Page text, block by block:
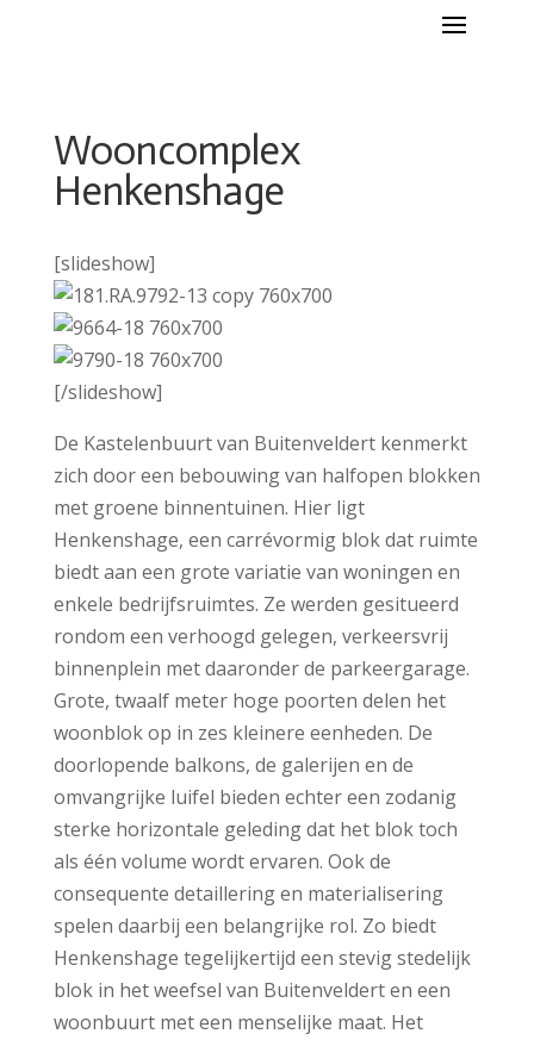
Wooncomplex
Henkenshage
[slideshow]
[/slideshow]
De Kastelenbuurt van Buitenveldert kenmerkt
zich door een bebouwing van halfopen blokken
met groene binnentuinen. Hier ligt
Henkenshage, een carrévormig blok dat ruimte
biedt aan een grote variatie van woningen en
enkele bedrijfsruimtes. Ze werden gesitueerd
rondom een verhoogd gelegen, verkeersvrij
binnenplein met daaronder de parkeergarage.
Grote, twaalf meter hoge poorten delen het
woonblok op in zes kleinere eenheden. De
doorlopende balkons, de galerijen en de
omvangrijke luifel bieden echter een zodanig
sterke horizontale geleding dat het blok toch
als één volume wordt ervaren. Ook de
consequente detaillering en materialisering
spelen daarbij een belangrijke rol. Zo biedt
Henkenshage tegelijkertijd een stevig stedelijk
blok in het weefsel van Buitenveldert en een
woonbuurt met een menselijke maat. Het